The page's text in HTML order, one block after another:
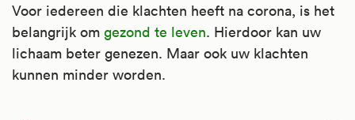
Voor iedereen die klachten heeft na corona, is het
belangrijk om gezond te leven. Hierdoor kan uw
lichaam beter genezen. Maar ook uw klachten
kunnen minder worden.